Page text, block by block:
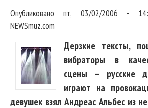
Опубликованопт, 03/02/2006 -
NEWSmuz.com
Дерзкие тексты,
вибраторы в
сцены – русские
играют на
девушек взял Андреас Альбес из